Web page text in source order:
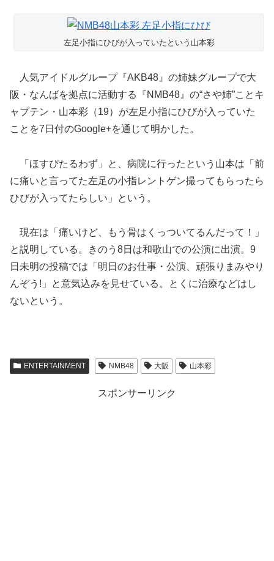
左足小指にひびが入っていたという山本彩
人気アイドルグループ『AKB48』の姉妹グループで大
阪・なんばを拠点に活動する『NMB48』の“さや姉”ことキ
ャプテン・山本彩（19）が左足小指にひびが入っていた
ことを7日付のGoogle+を通じて明かした。
「ほすぴたるわず」と、病院に行ったという山本は 「前
に痛いと言ってた左足の小指レントゲン撮ってもらったら
ひびが入ってたらしい」という。
現在は「痛いけど、もう骨はくっついてるんだって！」
と説明している。きのう8日は和歌山での公演に出演。9
日未明の投稿では「明日のお仕事・公演、頑張りまみやり
んぞう!」と意気込みを見せている。とくに治療などはし
ないという。
ENTERTAINMENT NMB48 大阪 山本彩
スポンサーリンク